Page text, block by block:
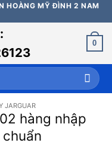
HOÀNG MỸ ĐÌNH 2 NAM
0
JARGUAR
hàng nhập
chuẩn